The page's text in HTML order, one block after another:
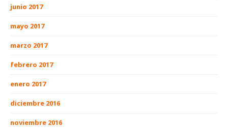
junio 2017
mayo 2017
marzo 2017
febrero 2017
enero 2017
diciembre 2016
noviembre 2016